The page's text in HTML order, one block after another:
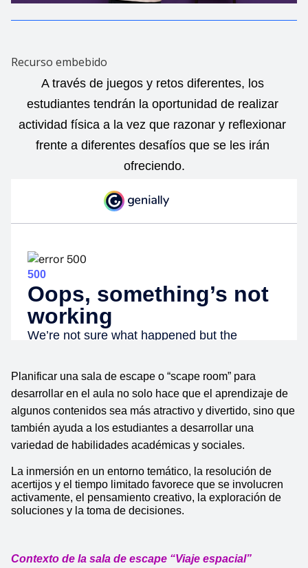
Recurso embebido
A través de juegos y retos diferentes, los
estudiantes tendrán la oportunidad de realizar
actividad física a la vez que razonar y reflexionar
frente a diferentes desafíos que se les irán
ofreciendo.
Planificar una sala de escape o “scape room” para
desarrollar en el aula no solo hace que el aprendizaje de
algunos contenidos sea más atractivo y divertido, sino que
también ayuda a los estudiantes a desarrollar una
variedad de habilidades académicas y sociales.
La inmersión en un entorno temático, la resolución de
acertijos y el tiempo limitado favorece que se involucren
activamente, el pensamiento creativo, la exploración de
soluciones y la toma de decisiones.
Contexto de la sala de escape “Viaje espacial”